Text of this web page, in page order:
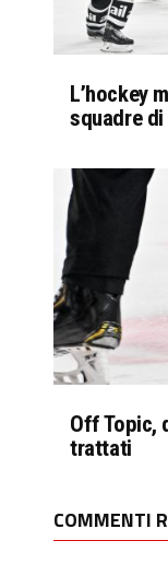
L’hockey
squadre di
Off Topic,
trattati
COMMENTI